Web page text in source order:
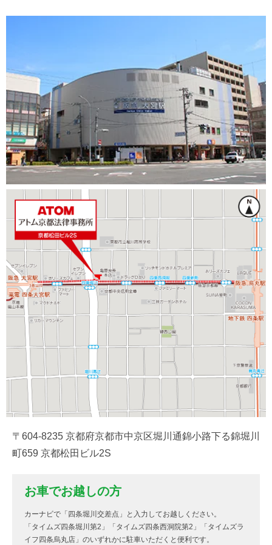
〒604-8235 京都府京都市中京区堀川通錦小路下る錦堀川
町659 京都松田ビル2S
お車でお越しの方
カーナビで「四条堀川交差点」と入力してお越しください。
「タイムズ四条堀川第2」「タイムズ四条西洞院第2」「タイムズラ
イフ四条烏丸店」のいずれかに駐車いただくと便利です。